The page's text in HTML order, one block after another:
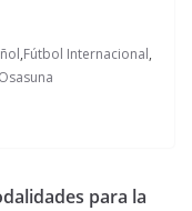
,Fútbol Internacional,
Osasuna
para la